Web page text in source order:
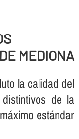
MEDIONA
la calidad del
de la
estándar